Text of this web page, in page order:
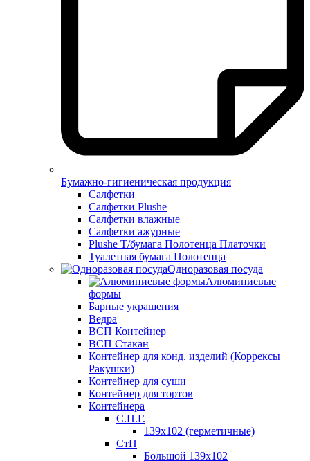
Бумажно-гигиеническая продукция
Салфетки
Салфетки Plushe
Салфетки влажные
Салфетки ажурные
Plushe Т/бумага Полотенца Платочки
Туалетная бумага Полотенца
Одноразовая посуда
Алюминиевые
формы
Барные украшения
Ведра
ВСП Контейнер
ВСП Стакан
Контейнер для конд. изделий (Коррексы
Ракушки)
Контейнер для суши
Контейнер для тортов
Контейнера
С.П.Г.
139х102 (герметичные)
СтП
Большой 139х102